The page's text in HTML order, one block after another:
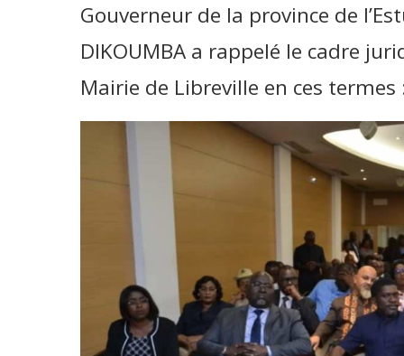
Gouverneur de la province de
DIKOUMBA a rappelé le cadre
Mairie de Libreville en ces termes